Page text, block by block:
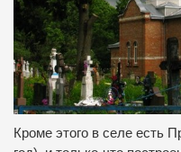
Кроме этого в селе есть